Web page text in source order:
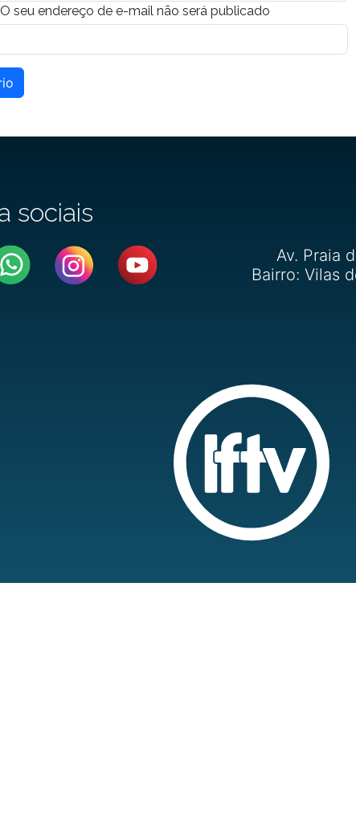
O seu endereço de e-mail não será publicado
sociais
Av. Praia
Bairro: Vilas